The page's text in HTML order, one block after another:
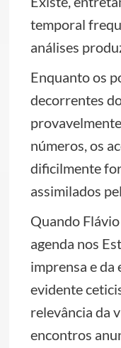
temporal
análises
Enquanto os
decorrentes
números, os
dificilmente
assimilados
Quando
agenda nos
imprensa e da
evidente
relevância da
encontros